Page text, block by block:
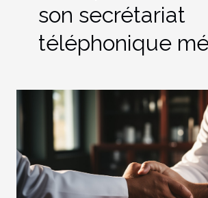
son secrétariat
téléphonique